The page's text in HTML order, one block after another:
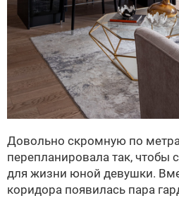
Довольно скромную по
перепланировала так, чтобы
для жизни юной девушки.
коридора появилась пара